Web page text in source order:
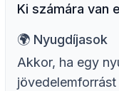
Ki számára van
🌍️ Nyugdíjasok
Akkor, ha egy